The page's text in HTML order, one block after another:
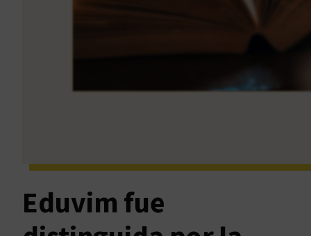
Eduvim fue